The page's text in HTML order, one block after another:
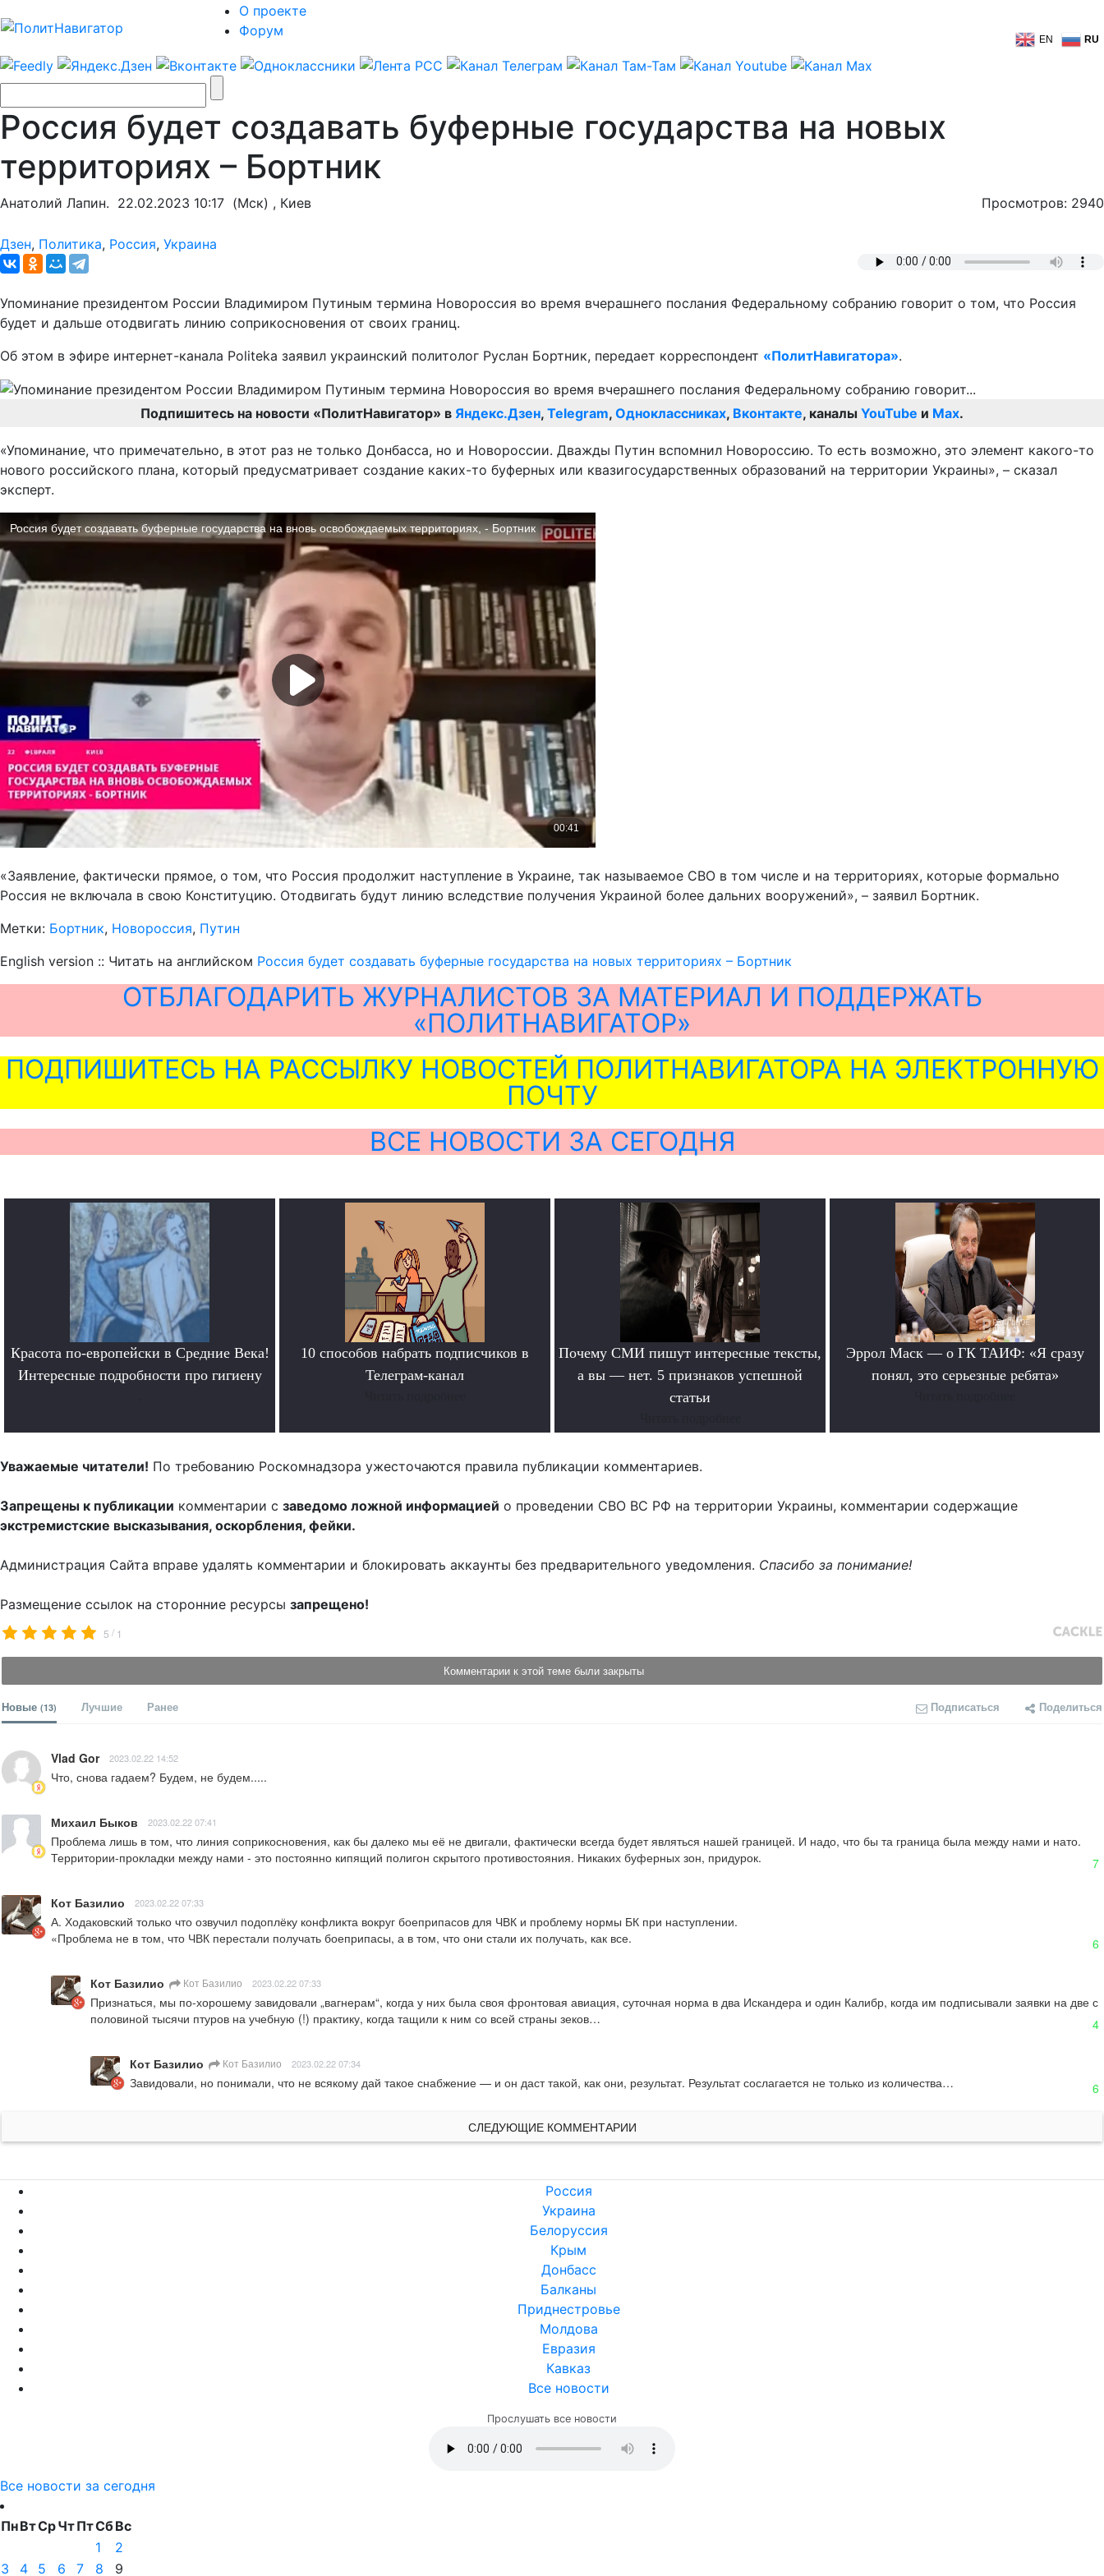
О проекте
Форум
EN RU
Россия будет создавать буферные государства на новых
территориях – Бортник
Анатолий Лапин. 22.02.2023 10:17 (Мск) , Киев Просмотров: 2940
Дзен, Политика, Россия, Украина
Упоминание президентом России Владимиром Путиным термина Новороссия во время вчерашнего послания Федеральному собранию говорит о том, что Россия
будет и дальше отодвигать линию соприкосновения от своих границ.
Об этом в эфире интернет-канала Politeka заявил украинский политолог Руслан Бортник, передает корреспондент «ПолитНавигатора».
Подпишитесь на новости «ПолитНавигатор» в Яндекс.Дзен, Telegram, Одноклассниках, Вконтакте, каналы YouTube и Max.
«Упоминание, что примечательно, в этот раз не только Донбасса, но и Новороссии. Дважды Путин вспомнил Новороссию. То есть возможно, это элемент какого-то
нового российского плана, который предусматривает создание каких-то буферных или квазигосударственных образований на территории Украины», – сказал
эксперт.
«Заявление, фактически прямое, о том, что Россия продолжит наступление в Украине, так называемое СВО в том числе и на территориях, которые формально
Россия не включала в свою Конституцию. Отодвигать будут линию вследствие получения Украиной более дальних вооружений», – заявил Бортник.
Метки: Бортник, Новороссия, Путин
English version :: Читать на английском Россия будет создавать буферные государства на новых территориях – Бортник
ОТБЛАГОДАРИТЬ ЖУРНАЛИСТОВ ЗА МАТЕРИАЛ И ПОДДЕРЖАТЬ
«ПОЛИТНАВИГАТОР»
ПОДПИШИТЕСЬ НА РАССЫЛКУ НОВОСТЕЙ ПОЛИТНАВИГАТОРА НА ЭЛЕКТРОННУЮ
ПОЧТУ
ВСЕ НОВОСТИ ЗА СЕГОДНЯ
Красота по-европейски в Средние Века!
Интересные подробности про гигиену
10 способов набрать подписчиков в
Телеграм-канал
Почему СМИ пишут интересные тексты,
а вы — нет. 5 признаков успешной
статьи
Эррол Маск — о ГК ТАИФ: «Я сразу
понял, это серьезные ребята»
Уважаемые читатели! По требованию Роскомнадзора ужесточаются правила публикации комментариев.
Запрещены к публикации комментарии с заведомо ложной информацией о проведении СВО ВС РФ на территории Украины, комментарии содержащие
экстремистские высказывания, оскорбления, фейки.
Администрация Сайта вправе удалять комментарии и блокировать аккаунты без предварительного уведомления. Спасибо за понимание!
Размещение ссылок на сторонние ресурсы запрещено!
5 / 1
Комментарии к этой теме были закрыты
Новые (13) Лучшие Ранее Подписаться Поделиться
Vlad Gor 2023.02.22 14:52
Что, снова гадаем? Будем, не будем.....
Михаил Быков 2023.02.22 07:41
Проблема лишь в том, что линия соприкосновения, как бы далеко мы её не двигали, фактически всегда будет являться нашей границей. И надо, что бы та граница была между нами и нато.
Территории-прокладки между нами - это постоянно кипящий полигон скрытого противостояния. Никаких буферных зон, придурок.
7
Кот Базилио 2023.02.22 07:33
А. Ходаковский только что озвучил подоплёку конфликта вокруг боеприпасов для ЧВК и проблему нормы БК при наступлении.
«Проблема не в том, что ЧВК перестали получать боеприпасы, а в том, что они стали их получать, как все.
6
Кот Базилио Кот Базилио 2023.02.22 07:33
Признаться, мы по-хорошему завидовали „вагнерам“, когда у них была своя фронтовая авиация, суточная норма в два Искандера и один Калибр, когда им подписывали заявки на две с
половиной тысячи птуров на учебную (!) практику, когда тащили к ним со всей страны зеков…
4
Кот Базилио Кот Базилио 2023.02.22 07:34
Завидовали, но понимали, что не всякому дай такое снабжение — и он даст такой, как они, результат. Результат сослагается не только из количества… 6
СЛЕДУЮЩИЕ КОММЕНТАРИИ
Россия
Украина
Белоруссия
Крым
Донбасс
Балканы
Приднестровье
Молдова
Евразия
Кавказ
Все новости
Прослушать все новости
Все новости за сегодня
ПнВтСрЧтПтСбВс
1
2
3
4 5 6 7 8
9